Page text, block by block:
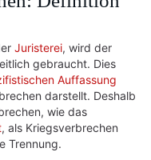
Juristerei, wird der
gebraucht. Dies
Auffassung
darstellt. Deshalb
wie das
, als Kriegsverbrechen
Trennung.